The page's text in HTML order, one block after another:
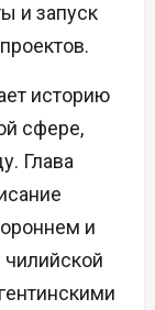
и запуск
историю
сфере,
Глава
и
чилийской